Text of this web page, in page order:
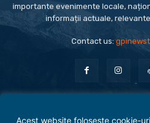
Acest website folosește cookie-
importante evenimente locale,
informații actuale,
Contact us: